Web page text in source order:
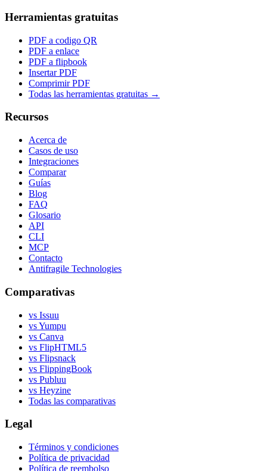
Herramientas gratuitas
PDF a codigo QR
PDF a enlace
PDF a flipbook
Insertar PDF
Comprimir PDF
Todas las herramientas gratuitas →
Recursos
Acerca de
Casos de uso
Integraciones
Comparar
Guías
Blog
FAQ
Glosario
API
CLI
MCP
Contacto
Antifragile Technologies
Comparativas
vs Issuu
vs Yumpu
vs Canva
vs FlipHTML5
vs Flipsnack
vs FlippingBook
vs Publuu
vs Heyzine
Todas las comparativas
Legal
Términos y condiciones
Política de privacidad
Política de reembolso